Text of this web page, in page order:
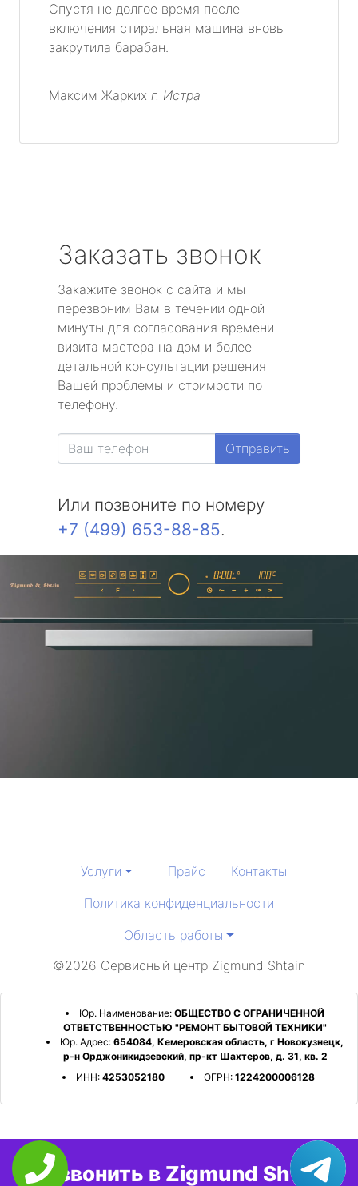
Спустя не долгое время после
включения стиральная машина вновь
закрутила барабан.
Максим Жарких г. Истра
Заказать звонок
Закажите звонок с сайта и мы
перезвоним Вам в течении одной
минуты для согласования времени
визита мастера на дом и более
детальной консультации решения
Вашей проблемы и стоимости по
телефону.
Отправить
Или позвоните по номеру
+7 (499) 653-88-85.
Услуги Прайс
Контакты
Политика конфиденциальности
Область работы
©2026 Сервисный центр Zigmund Shtain
Юр. Наименование: ОБЩЕСТВО С ОГРАНИЧЕННОЙ
ОТВЕТСТВЕННОСТЬЮ "РЕМОНТ БЫТОВОЙ ТЕХНИКИ"
Юр. Адрес: 654084, Кемеровская область, г Новокузнецк,
р-н Орджоникидзевский, пр-кт Шахтеров, д. 31, кв. 2
ИНН: 4253052180 ОГРН: 1224200006128
Позвонить в Zigmund Shtain